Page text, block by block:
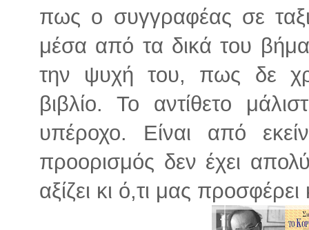
πως ο συγγραφέας σε
μέσα από τα δικά του
την ψυχή του, πως δε
βιβλίο. Το αντίθετο
υπέροχο. Είναι από
προορισμός δεν έχει
αξίζει κι ό,τι μας